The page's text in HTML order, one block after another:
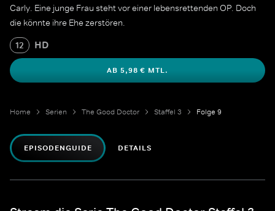
Carly. Eine junge Frau steht vor einer lebensrettenden OP. Doch
die könnte ihre Ehe zerstören.
12 HD
AB 5,98 € MTL.
Home Serien The Good Doctor Staffel 3 Folge 9
EPISODENGUIDE DETAILS